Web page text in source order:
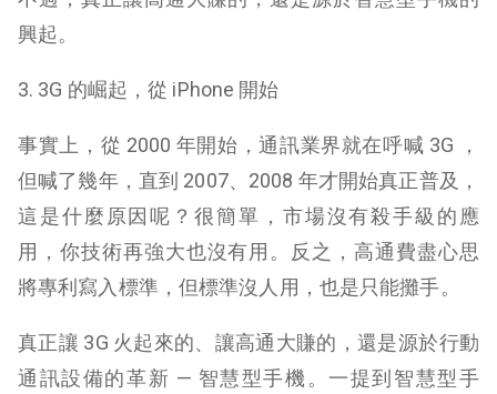
興起。
3. 3G 的崛起，從 iPhone 開始
事實上，從 2000 年開始，通訊業界就在呼喊 3G ，
但喊了幾年，直到 2007、2008 年才開始真正普及，
這是什麼原因呢？很簡單，市場沒有殺手級的應
用，你技術再強大也沒有用。反之，高通費盡心思
將專利寫入標準，但標準沒人用，也是只能攤手。
真正讓 3G 火起來的、讓高通大賺的，還是源於行動
通訊設備的革新 — 智慧型手機。 一提到智慧型手